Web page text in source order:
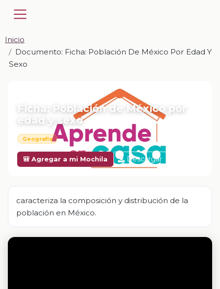
Inicio
Documento: Ficha: Población De México Por Edad Y
Sexo
Ficha: Población de México por
edad y sexo
Geografía
🎒 Agregar a mi Mochila Descargar
caracteriza la composición y distribución de la
población en México.